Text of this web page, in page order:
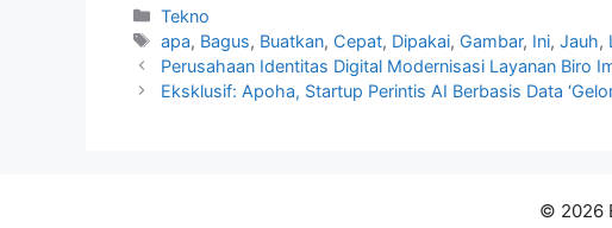
Kategori
Tekno
Tag
apa, Bagus, Buatkan, Cepat, Dipakai, Gambar, Ini,Jauh,
Perusahaan Identitas Digital Modernisasi Layanan Biro
Eksklusif: Apoha, Startup Perintis AI Berbasis Data
© 2026